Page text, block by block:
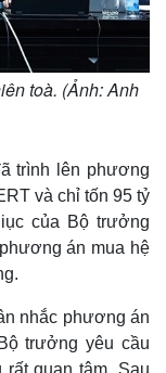
toà. (Ảnh: Anh
trình lên phương
và chỉ tốn 95 tỷ
của Bộ trưởng
án mua hệ
nhắc phương án
trưởng yêu cầu